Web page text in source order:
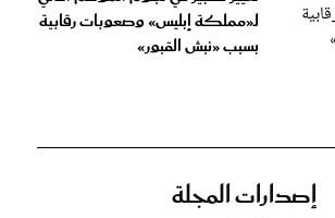
لـ«مملكة إبليس» وصعوبات رقابية
بسبب «نبش القبور»
إصدارات المجلة